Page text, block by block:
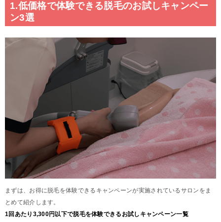
1.低価格で体験できる脱毛のお試しキャンペー
ン3選
まずは、お得に脱毛を体験できるキャンペーンが実施されているサロンをま
とめて紹介します。
1回あたり3,300円以下で脱毛を体験できるお試しキャンペーン一覧